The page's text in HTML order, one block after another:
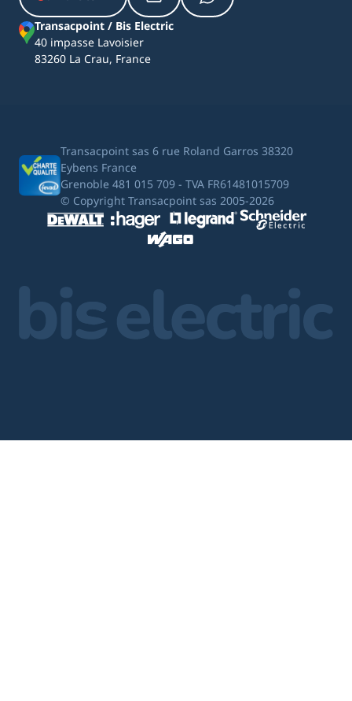
Transacpoint / Bis Electric
40 impasse Lavoisier
83260 La Crau, France
Transacpoint sas 6 rue Roland Garros 38320
Eybens France
Grenoble 481 015 709 - TVA FR61481015709
© Copyright Transacpoint sas 2005-2026